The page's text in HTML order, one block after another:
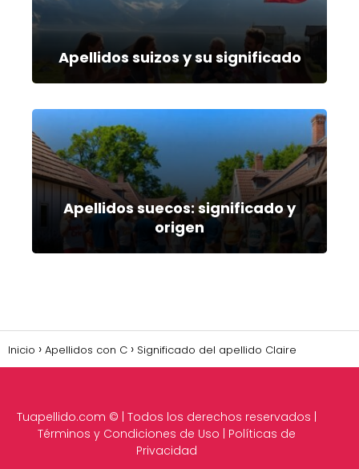
Apellidos suizos y su significado
Apellidos suecos: significado y
origen
Inicio Apellidos con C Significado del apellido Claire
Tuapellido.com © | Todos los derechos reservados |
Términos y Condiciones de Uso
Políticas de
Privacidad